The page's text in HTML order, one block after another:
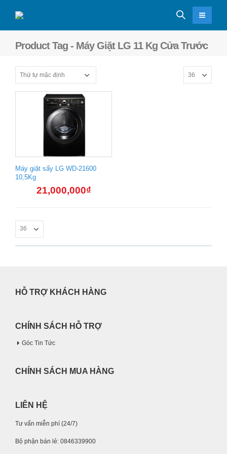
Product Tag - Máy Giặt LG 11 Kg Cửa Trước
Máy giặt sấy LG WD-21600
10,5Kg
21,000,000₫
HỖ TRỢ KHÁCH HÀNG
CHÍNH SÁCH HỖ TRỢ
Góc Tin Tức
CHÍNH SÁCH MUA HÀNG
LIÊN HỆ
Tư vấn miễn phí (24/7)
Bộ phận bán lẻ: 0846339900